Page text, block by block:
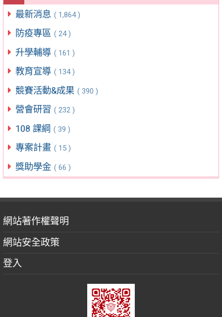
最新消息 ( 1,864 )
防疫專區 ( 24 )
升學輔導 ( 161 )
教育宣導 ( 134 )
競賽活動&成果 ( 390 )
營會研習 ( 232 )
108 課綱 ( 39 )
專案計畫 ( 15 )
獎助學金 ( 66 )
網站著作權聲明
網站安全政策
登入